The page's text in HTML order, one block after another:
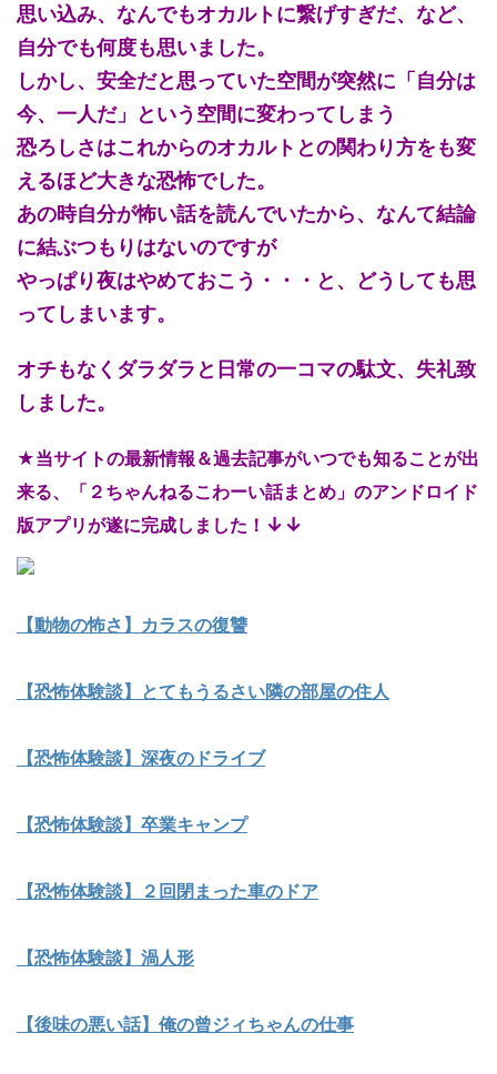
思い込み、なんでもオカルトに繋げすぎだ、など、
自分でも何度も思いました。
しかし、安全だと思っていた空間が突然に「自分は
今、一人だ」という空間に変わってしまう
恐ろしさはこれからのオカルトとの関わり方をも変
えるほど大きな恐怖でした。
あの時自分が怖い話を読んでいたから、なんて結論
に結ぶつもりはないのですが
やっぱり夜はやめておこう・・・と、どうしても思
ってしまいます。
オチもなくダラダラと日常の一コマの駄文、失礼致
しました。
★当サイトの最新情報＆過去記事がいつでも知ることが出
来る、「２ちゃんねるこわーい話まとめ」のアンドロイド
版アプリが遂に完成しました！ ↓↓
【動物の怖さ】カラスの復讐
【恐怖体験談】とてもうるさい隣の部屋の住人
【恐怖体験談】深夜のドライブ
【恐怖体験談】卒業キャンプ
【恐怖体験談】２回閉まった車のドア
【恐怖体験談】渦人形
【後味の悪い話】俺の曾ジィちゃんの仕事